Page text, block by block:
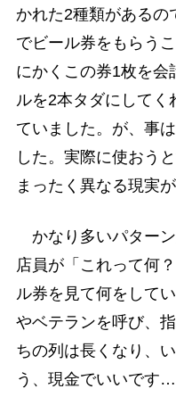
かれた2種類があるの
でビール券をもらう
にかくこの券1枚を会
ルを2本タダにしてく
ていました。が、事
した。実際に使おう
まったく異なる現実
かなり多いパター
店員が「これって何
ル券を見て何をして
やベテランを呼び、
ちの列は長くなり、
う、現金でいいです